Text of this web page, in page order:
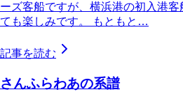
ーズ客船ですが、横浜港の初入港
ても楽しみです。 もともと…
記事を読む
さんふらわあの系譜